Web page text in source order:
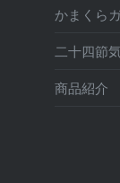
かまくら
二十四節
商品紹介